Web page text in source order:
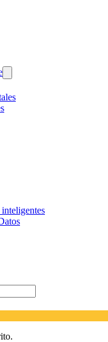
inteligentes